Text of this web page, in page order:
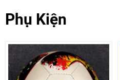
Phụ Kiện